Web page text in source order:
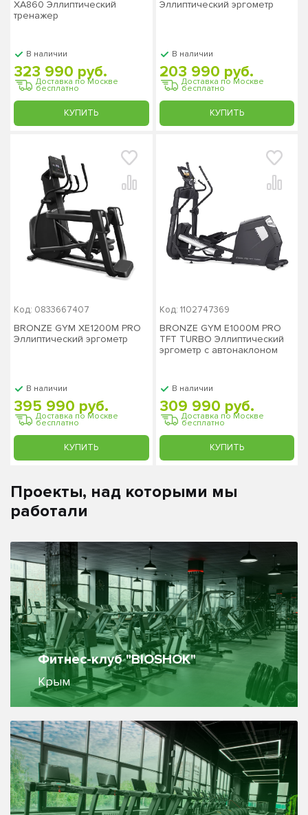
XA860 Эллиптический
тренажер
В наличии
Доставка по Москве
бесплатно
323 990 руб.
КУПИТЬ
Эллиптический эргометр
В наличии
Доставка по Москве
бесплатно
203 990 руб.
КУПИТЬ
Код: 0833667407
BRONZE GYM XE1200M PRO
Эллиптический эргометр
В наличии
Доставка по Москве
бесплатно
395 990 руб.
КУПИТЬ
Код: 1102747369
BRONZE GYM E1000M PRO
TFT TURBO Эллиптический
эргометр с автонаклоном
В наличии
Доставка по Москве
бесплатно
309 990 руб.
КУПИТЬ
Проекты, над которыми мы
работали
Фитнес-клуб "BIOSHOK"
Крым